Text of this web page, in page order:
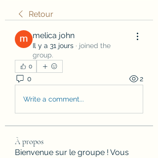
Retour
melica john
Il y a 31 jours · joined the
group.
0
0 2
Write a comment...
À propos
Bienvenue sur le groupe ! Vous